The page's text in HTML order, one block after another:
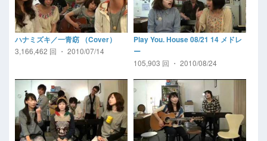
ハナミズキ／一青窈 （Cover）
3,166,462 回 ・ 2010/07/14
Play You. House 08/21 14 メドレ
ー
105,903 回 ・ 2010/08/24